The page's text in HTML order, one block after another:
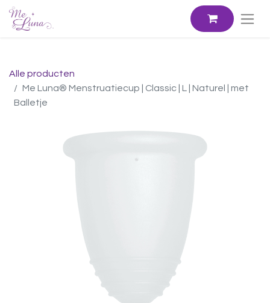
Alle producten
Me Luna® Menstruatiecup | Classic | L | Naturel | met
Balletje